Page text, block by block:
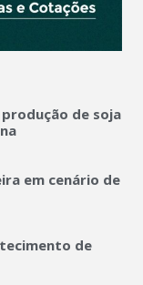
de soja
em cenário de
de